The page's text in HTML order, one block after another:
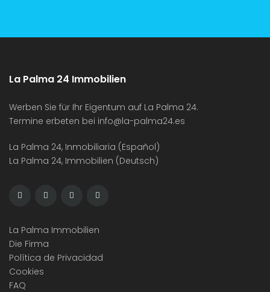
La Palma 24 Immobilien
Werben Sie für Ihr Eigentum auf La Palma 24.
Termine erbeten bei info@la-palma24.es
La Palma 24, Inmobiliaria (Español)
La Palma 24, Immobilien (Deutsch)
La Palma Immobilien
Die Firma
Política de Privacidad
Cookies
FAQ